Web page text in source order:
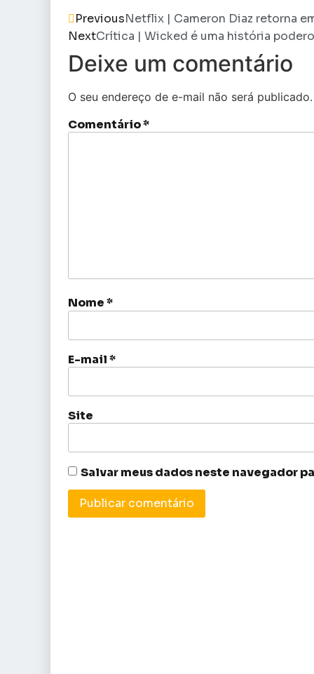
PreviousNetflix | Cameron Diaz retorna
NextCrítica | Wicked é uma história
Deixe um comentário
O seu endereço de e-mail não será publicado.
Comentário*
Nome*
E-mail*
Site
Salvar meus dados neste navegador